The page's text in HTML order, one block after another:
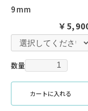
9mm
￥
数量
カートに入れる